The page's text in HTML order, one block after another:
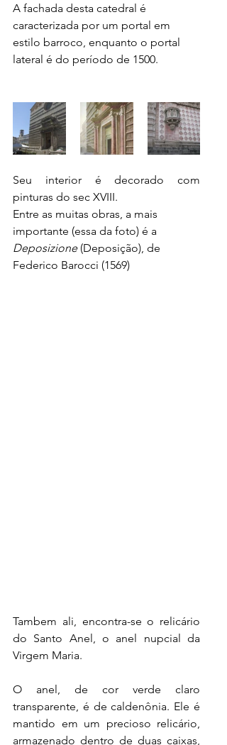
A fachada desta catedral é
caracterizada por um portal em
estilo barroco, enquanto o portal
lateral é do período de 1500.
Seu interior é decorado com
pinturas do sec XVIII.
Entre as muitas obras, a mais
importante (essa da foto) é a
Deposizione (Deposição), de
Federico Barocci (1569)
Tambem ali, encontra-se o relicário
do Santo Anel, o anel nupcial da
Virgem Maria.
O anel, de cor verde claro
transparente, é de caldenônia. Ele é
mantido em um precioso relicário,
armazenado dentro de duas caixas,